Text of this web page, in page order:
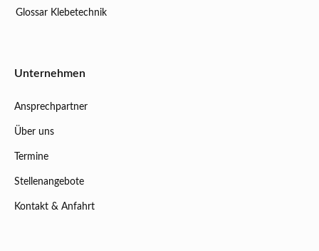
Glossar Klebetechnik
Unternehmen
Ansprechpartner
Über uns
Termine
Stellenangebote
Kontakt & Anfahrt